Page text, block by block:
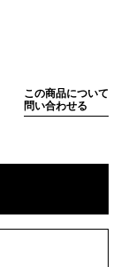
この商品について
問い合わせる